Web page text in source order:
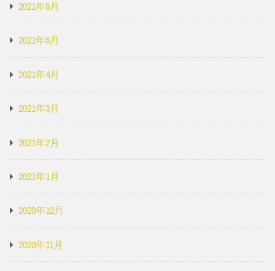
2021年6月
2021年5月
2021年4月
2021年3月
2021年2月
2021年1月
2020年12月
2020年11月